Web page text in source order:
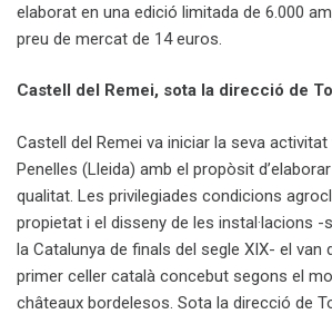
elaborat en una edició limitada de 6.000
preu de mercat de 14 euros.
Castell del Remei, sota la direcció de
Castell del Remei va iniciar la seva activitat
Penelles (Lleida) amb el propòsit
qualitat. Les privilegiades condicions
propietat i el disseny de les instal·lacions
la Catalunya de finals del segle XIX- el van
primer celler català concebut segons el
châteaux bordelesos. Sota la direcció de